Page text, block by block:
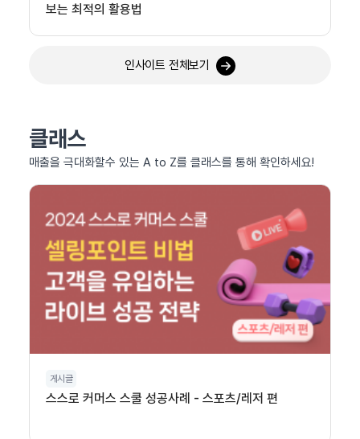
보는 최적의 활용법
인사이트 전체보기
클래스
매출을 극대화할수 있는 A to Z를 클래스를 통해 확인하세요!
게시글
스스로 커머스 스쿨 성공사례 - 스포츠/레저 편